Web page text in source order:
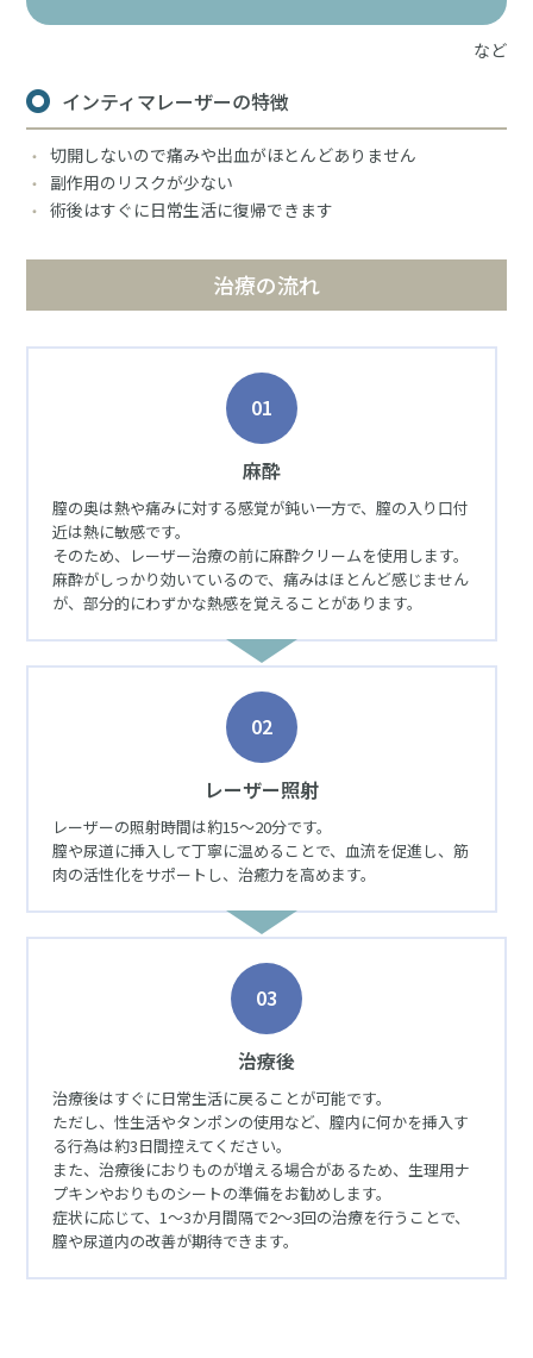
など
インティマレーザーの特徴
切開しないので痛みや出血がほとんどありません
副作用のリスクが少ない
術後はすぐに日常生活に復帰できます
治療の流れ
01
麻酔
膣の奥は熱や痛みに対する感覚が鈍い一方で、膣の入り口付
近は熱に敏感です。
そのため、レーザー治療の前に麻酔クリームを使用します。
麻酔がしっかり効いているので、痛みはほとんど感じません
が、部分的にわずかな熱感を覚えることがあります。
02
レーザー照射
レーザーの照射時間は約15〜20分です。
膣や尿道に挿入して丁寧に温めることで、血流を促進し、筋
肉の活性化をサポートし、治癒力を高めます。
03
治療後
治療後はすぐに日常生活に戻ることが可能です。
ただし、性生活やタンポンの使用など、膣内に何かを挿入す
る行為は約3日間控えてください。
また、治療後におりものが増える場合があるため、生理用ナ
プキンやおりものシートの準備をお勧めします。
症状に応じて、1～3か月間隔で2～3回の治療を行うことで、
膣や尿道内の改善が期待できます。